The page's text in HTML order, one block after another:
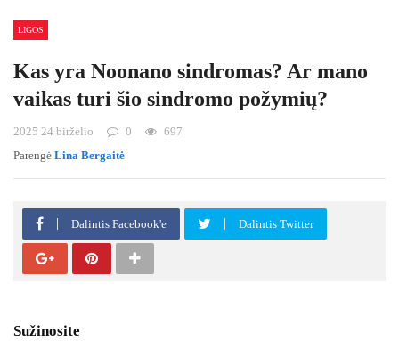
LIGOS
Kas yra Noonano sindromas? Ar mano
vaikas turi šio sindromo požymių?
2025 24 birželio 0
697
Parengė Lina Bergaitė
Dalintis Facebook'e Dalintis Twitter
Sužinosite